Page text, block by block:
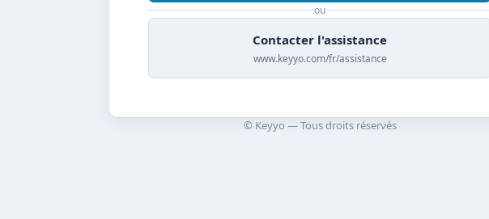
ou
Contacter l'assistance
www.keyyo.com/fr/assistance
© Keyyo — Tous droits réservés